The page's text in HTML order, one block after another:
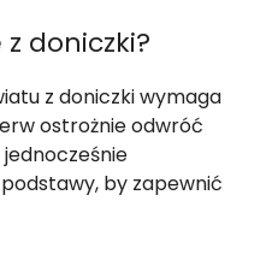
doniczki?
z doniczki wymaga
ostrożnie odwróć
by zapewnić